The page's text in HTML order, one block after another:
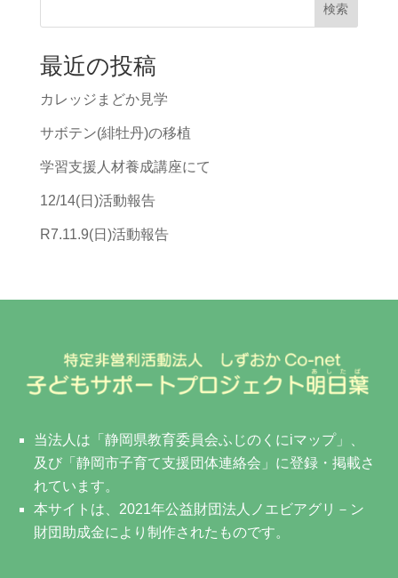
検索
最近の投稿
カレッジまどか見学
サボテン(緋牡丹)の移植
学習支援人材養成講座にて
12/14(日)活動報告
R7.11.9(日)活動報告
当法人は「静岡県教育委員会ふじのくにiマップ」、
及び「静岡市子育て支援団体連絡会」に登録・掲載さ
れています。
本サイトは、2021年公益財団法人ノエビアグリ－ン
財団助成金により制作されたものです。